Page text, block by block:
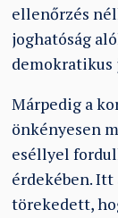
ellenőrzés
joghatóság
demokratikus
Márpedig a
önkényesen
eséllyel
érdekében.
törekedett,